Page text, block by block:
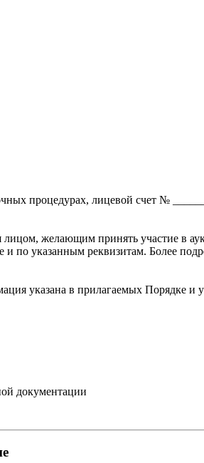
процедурах, лицевой счет №
желающим принять участие в
и по указанным реквизитам. Более
указана в прилагаемых Порядке и
документации